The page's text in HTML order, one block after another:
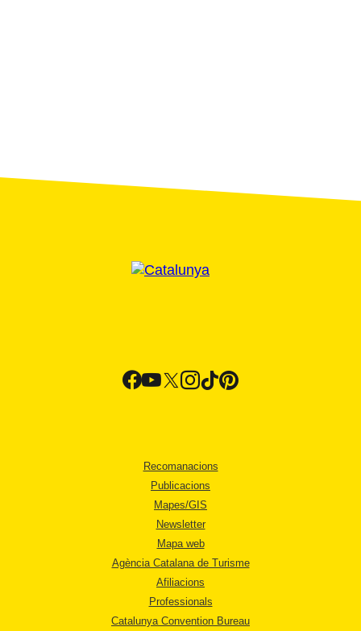
Recomanacions
Publicacions
Mapes/GIS
Newsletter
Mapa web
Agència Catalana de Turisme
Afiliacions
Professionals
Catalunya Convention Bureau